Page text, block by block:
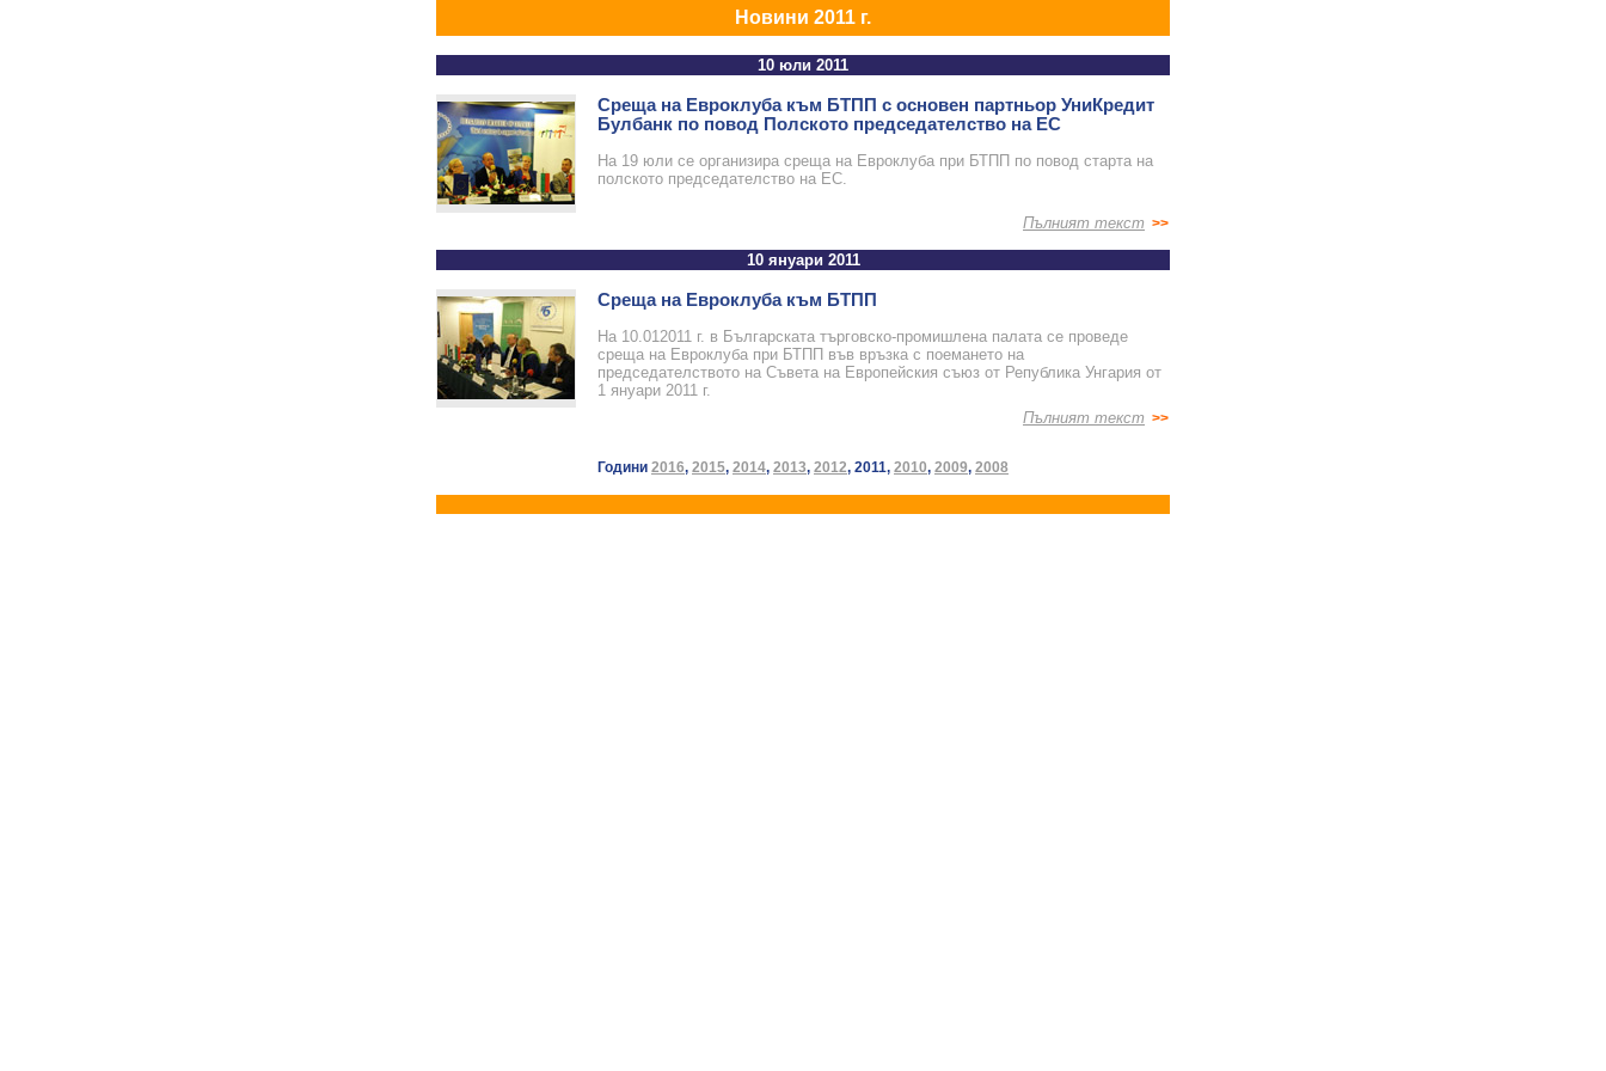
Новини 2011 г.
10 юли 2011
Среща на Евроклуба към БТПП с основен партньор УниКредит
Булбанк по повод Полското председателство на ЕС
На 19 юли се организира среща на Евроклуба при БТПП по повод старта на
полското председателство на ЕС.
Пълният текст >>
10 януари 2011
Среща на Евроклуба към БТПП
На 10.012011 г. в Българската търговско-промишлена палата се проведе
среща на Евроклуба при БТПП във връзка с поемането на
председателството на Съвета на Европейския съюз от Република Унгария от
1 януари 2011 г.
Пълният текст >>
Години 2016, 2015, 2014, 2013, 2012, 2011, 2010, 2009, 2008